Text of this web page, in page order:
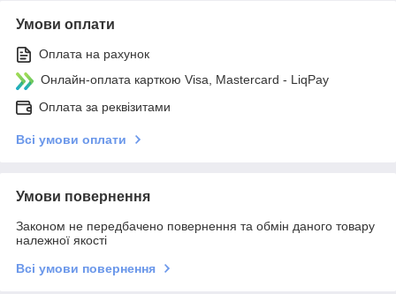
Умови оплати
Оплата на рахунок
Онлайн-оплата карткою Visa, Mastercard - LiqPay
Оплата за реквізитами
Всі умови оплати
Умови повернення
Законом не передбачено повернення та обмін даного товару
належної якості
Всі умови повернення